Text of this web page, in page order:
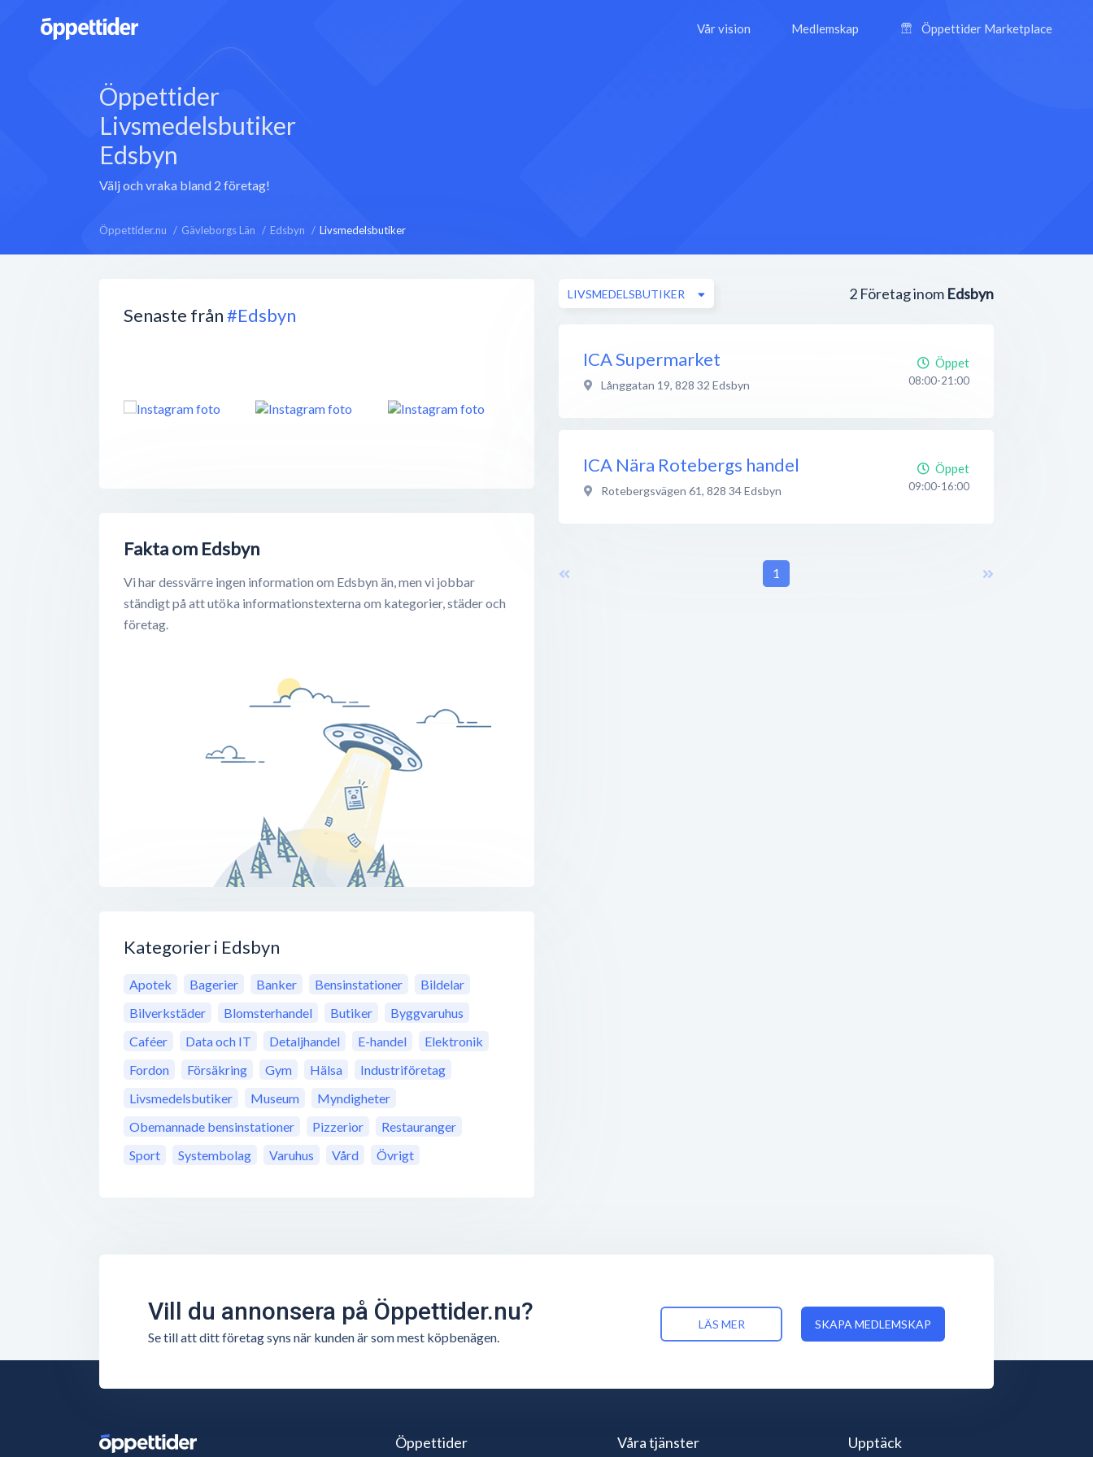
Vår vision Medlemskap Öppettider Marketplace
Öppettider
Livsmedelsbutiker
Edsbyn
Välj och vraka bland 2 företag!
Öppettider.nu Gävleborgs Län Edsbyn Livsmedelsbutiker
Senaste från#Edsbyn
Fakta om Edsbyn
Vi har dessvärre ingen information om Edsbyn än, men vi jobbar
ständigt på att utöka informationstexterna om kategorier, städer och
företag.
Kategorier i Edsbyn
Apotek Bagerier Banker Bensinstationer
Bildelar
Bilverkstäder
Blomsterhandel Butiker
Byggvaruhus
Caféer
Data och IT Detaljhandel E-handel
Elektronik
Fordon
Försäkring Gym Hälsa
Industriföretag
Livsmedelsbutiker
Museum
Myndigheter
Obemannade bensinstationer
Pizzerior
Restauranger
Sport
Systembolag Varuhus Vård Övrigt
2 Företag inom Edsbyn
LIVSMEDELSBUTIKER
ICA Supermarket
Långgatan 19, 828 32 Edsbyn
Öppet
08:00-21:00
ICA Nära Rotebergs handel
Rotebergsvägen 61, 828 34Edsbyn
Öppet
09:00-16:00
1
Vill du annonsera på Öppettider.nu?
Se till att ditt företag syns när kunden är som mest köpbenägen.
LÄS MER SKAPA MEDLEMSKAP
Öppettider Våra tjänster Upptäck